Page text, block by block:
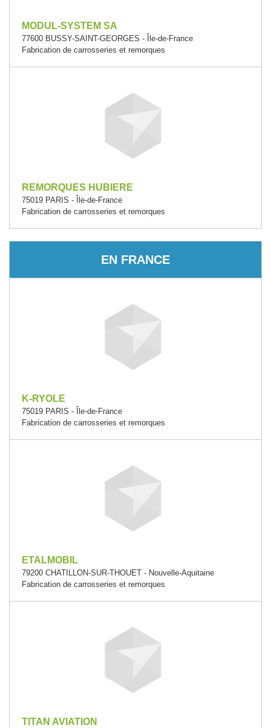
MODUL-SYSTEM SA
77600 BUSSY-SAINT-GEORGES - Île-de-France
Fabrication de carrosseries et remorques
REMORQUES HUBIERE
75019 PARIS - Île-de-France
Fabrication de carrosseries et remorques
EN FRANCE
K-RYOLE
75019 PARIS - Île-de-France
Fabrication de carrosseries et remorques
ETALMOBIL
79200 CHATILLON-SUR-THOUET - Nouvelle-Aquitaine
Fabrication de carrosseries et remorques
TITAN AVIATION